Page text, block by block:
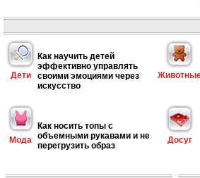
Дети
Как научить детей
эффективно управлять
своими эмоциями через
искусство
Мода
Как носить топы с
объемными рукавами и не
перегрузить образ
Досуг